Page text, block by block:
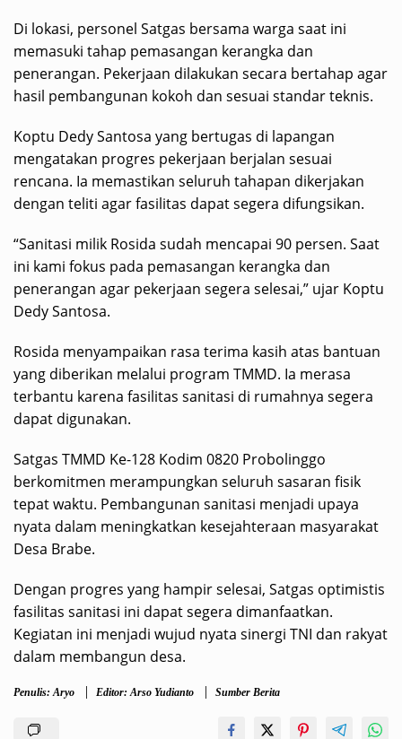
Di lokasi, personel Satgas bersama warga saat ini
memasuki tahap pemasangan kerangka dan
penerangan. Pekerjaan dilakukan secara bertahap agar
hasil pembangunan kokoh dan sesuai standar teknis.
Koptu Dedy Santosa yang bertugas di lapangan
mengatakan progres pekerjaan berjalan sesuai
rencana. Ia memastikan seluruh tahapan dikerjakan
dengan teliti agar fasilitas dapat segera difungsikan.
“Sanitasi milik Rosida sudah mencapai 90 persen. Saat
ini kami fokus pada pemasangan kerangka dan
penerangan agar pekerjaan segera selesai,” ujar Koptu
Dedy Santosa.
Rosida menyampaikan rasa terima kasih atas bantuan
yang diberikan melalui program TMMD. Ia merasa
terbantu karena fasilitas sanitasi di rumahnya segera
dapat digunakan.
Satgas TMMD Ke-128 Kodim 0820 Probolinggo
berkomitmen merampungkan seluruh sasaran fisik
tepat waktu. Pembangunan sanitasi menjadi upaya
nyata dalam meningkatkan kesejahteraan masyarakat
Desa Brabe.
Dengan progres yang hampir selesai, Satgas optimistis
fasilitas sanitasi ini dapat segera dimanfaatkan.
Kegiatan ini menjadi wujud nyata sinergi TNI dan rakyat
dalam membangun desa.
Penulis: Aryo Editor: Arso Yudianto Sumber Berita